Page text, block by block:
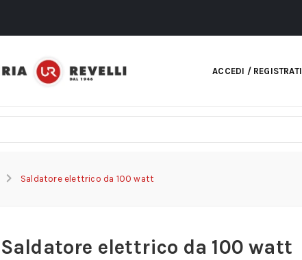
ACCEDI / REGISTRATI
Saldatore elettrico da 100 watt
Saldatore elettrico da 100 watt